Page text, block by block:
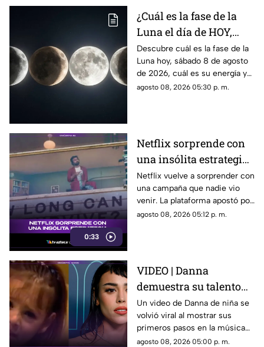
¿Cuál es la fase de la
Luna el día de HOY,
sábado 8 de agosto de
2026? Así se verá el
astro durante la noche
Descubre cuál es la fase de la
Luna hoy, sábado 8 de agosto
de 2026, cuál es su energía y
cómo nos podría afectar.
agosto 08, 2026 05:30 p. m.
0:33
Netflix sorprende con
una insólita estrategia
para promocionar su
nuevo thriller
Netflix vuelve a sorprender con
una campaña que nadie vio
venir. La plataforma apostó por
una estrategia tan inusual
Descubre todos los detalles.
agosto 08, 2026 05:12 p. m.
VIDEO | Danna
demuestra su talento
desde niña antes de su
colaboración con
Belinda.
Un video de Danna de niña se
volvió viral al mostrar sus
primeros pasos en la música
antes de su colaboración con
agosto 08, 2026 05:00 p. m.